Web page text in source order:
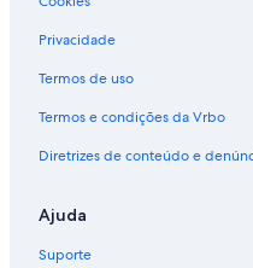
Privacidade
Termos de uso
Termos e condições da Vrbo
Diretrizes de conteúdo e
Ajuda
Suporte